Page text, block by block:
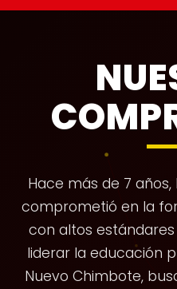
Hace más de 7
comprometió en la
con altos
liderar la educación
Nuevo Chimbote,